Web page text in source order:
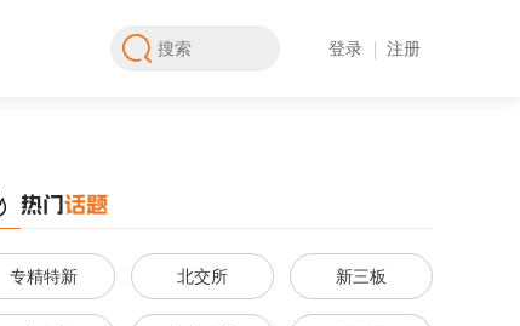
登录 注册
专精特新 北交所 新三板